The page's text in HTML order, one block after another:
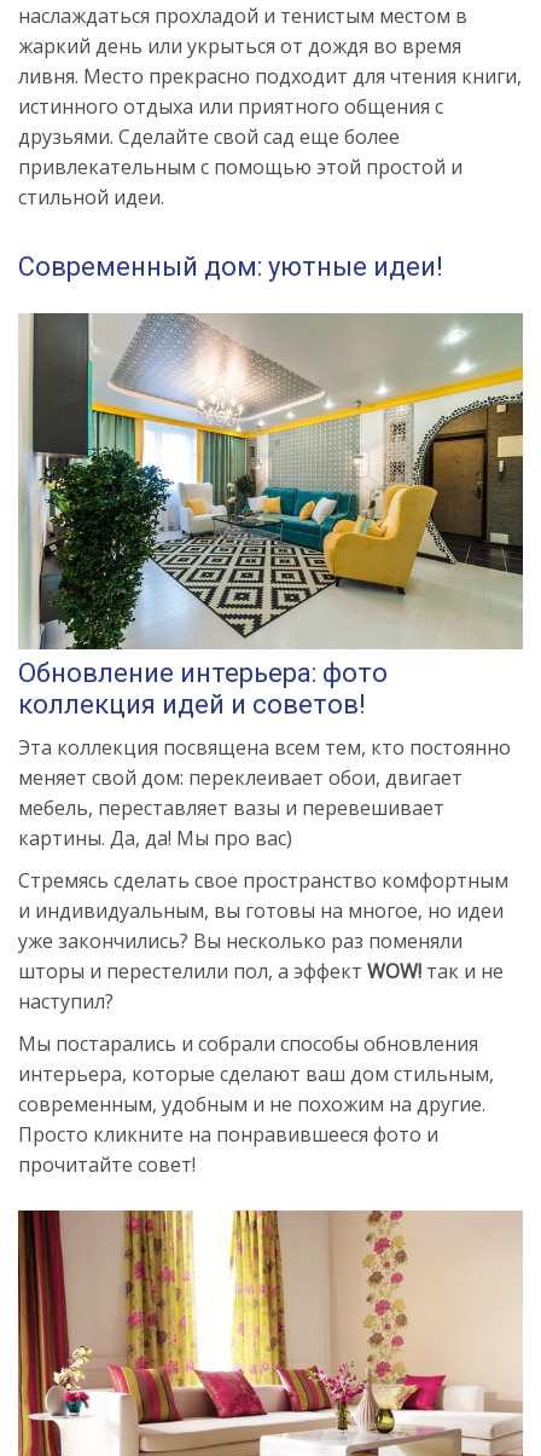
наслаждаться прохладой и тенистым местом в
жаркий день или укрыться от дождя во время
ливня. Место прекрасно подходит для чтения книги,
истинного отдыха или приятного общения с
друзьями. Сделайте свой сад еще более
привлекательным с помощью этой простой и
стильной идеи.
Современный дом: уютные идеи!
Обновление интерьера: фото
коллекция идей и советов!
Эта коллекция посвящена всем тем, кто постоянно
меняет свой дом: переклеивает обои, двигает
мебель, переставляет вазы и перевешивает
картины. Да, да! Мы про вас)
Стремясь сделать свое пространство комфортным
и индивидуальным, вы готовы на многое, но идеи
уже закончились? Вы несколько раз поменяли
шторы и перестелили пол, а эффект WOW! так и не
наступил?
Мы постарались и собрали способы обновления
интерьера, которые сделают ваш дом стильным,
современным, удобным и не похожим на другие.
Просто кликните на понравившееся фото и
прочитайте совет!